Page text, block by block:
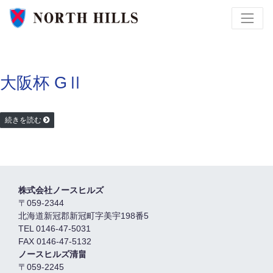
大阪杯 GⅡ
続きを読む
株式会社ノースヒルズ
〒059-2344
北海道新冠郡新冠町字美宇198番5
TEL 0146-47-5031
FAX 0146-47-5132
ノースヒルズ清畠
〒059-2245